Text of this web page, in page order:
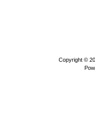
Copyright ©